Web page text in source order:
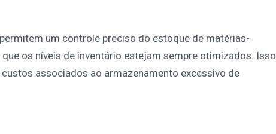
um controle preciso do estoque de matérias-
os níveis de inventário estejam sempre otimizados. Isso
associados ao armazenamento excessivo de